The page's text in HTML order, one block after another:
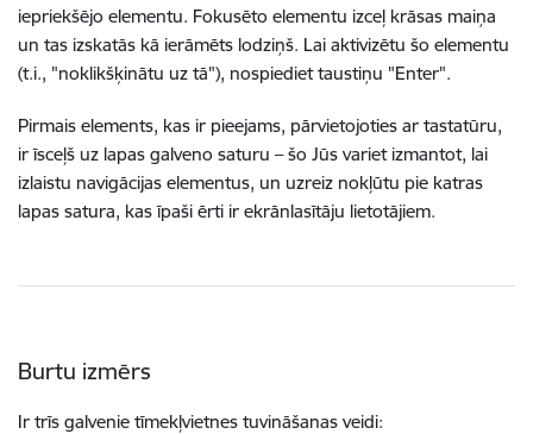
iepriekšējo elementu. Fokusēto elementu izceļ krāsas maiņa
un tas izskatās kā ierāmēts lodziņš. Lai aktivizētu šo elementu
(t.i., "noklikšķinātu uz tā"), nospiediet taustiņu "Enter".
Pirmais elements, kas ir pieejams, pārvietojoties ar tastatūru,
ir īsceļš uz lapas galveno saturu – šo Jūs variet izmantot, lai
izlaistu navigācijas elementus, un uzreiz nokļūtu pie katras
lapas satura, kas īpaši ērti ir ekrānlasītāju lietotājiem.
Burtu izmērs
Ir trīs galvenie tīmekļvietnes tuvināšanas veidi: